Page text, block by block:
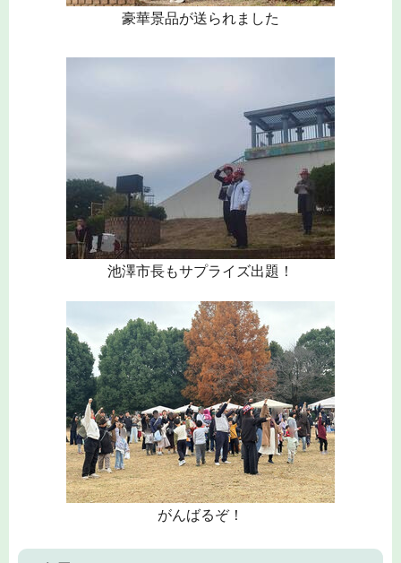
豪華景品が送られました
池澤市長もサプライズ出題！
がんばるぞ！